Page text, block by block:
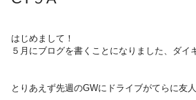
はじめまして！
５月にブログを書くことになりました、ダイ
とりあえず先週のGWにドライブがてらに友